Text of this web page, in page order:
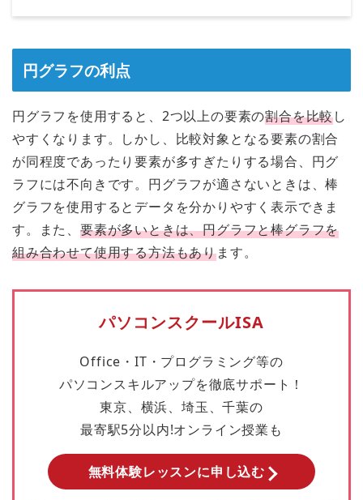
円グラフの利点
円グラフを使用すると、2つ以上の要素の割合を比較し
やすくなります。しかし、比較対象となる要素の割合
が同程度であったり要素が多すぎたりする場合、円グ
ラフには不向きです。円グラフが適さないときは、棒
グラフを使用するとデータを分かりやすく表示できま
す。また、 要素が多いときは、円グラフと棒グラフを
組み合わせて使用する方法もあります。
パソコンスクールISA
Office・IT・プログラミング等の
パソコンスキルアップを徹底サポート！
東京、横浜、埼玉、千葉の
最寄駅5分以内!オンライン授業も
無料体験レッスンに申し込む